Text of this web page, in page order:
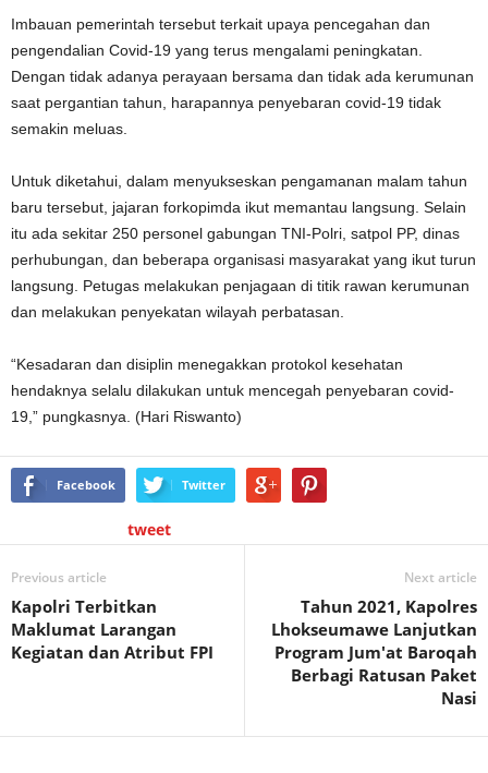
Imbauan pemerintah tersebut terkait upaya pencegahan dan
pengendalian Covid-19 yang terus mengalami peningkatan.
Dengan tidak adanya perayaan bersama dan tidak ada kerumunan
saat pergantian tahun, harapannya penyebaran covid-19 tidak
semakin meluas.
Untuk diketahui, dalam menyukseskan pengamanan malam tahun
baru tersebut, jajaran forkopimda ikut memantau langsung. Selain
itu ada sekitar 250 personel gabungan TNI-Polri, satpol PP, dinas
perhubungan, dan beberapa organisasi masyarakat yang ikut turun
langsung. Petugas melakukan penjagaan di titik rawan kerumunan
dan melakukan penyekatan wilayah perbatasan.
“Kesadaran dan disiplin menegakkan protokol kesehatan
hendaknya selalu dilakukan untuk mencegah penyebaran covid-
19,” pungkasnya. (Hari Riswanto)
Facebook Twitter
tweet
Previous article
Kapolri Terbitkan
Maklumat Larangan
Kegiatan dan Atribut FPI
Next article
Tahun 2021, Kapolres
Lhokseumawe Lanjutkan
Program Jum'at Baroqah
Berbagi Ratusan Paket
Nasi